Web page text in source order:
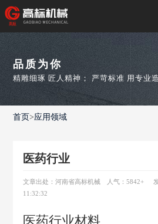
品质为你
精雕细琢 匠人精神； 严苛标准 用专业
首页>应用领域
医药行业
文章出处：河南省高标机械 人气：5842+
11:32:32
医药行业材料